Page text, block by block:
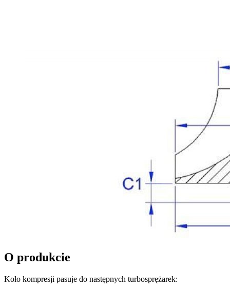
O produkcie
Koło kompresji pasuje do następnych turbosprężarek: